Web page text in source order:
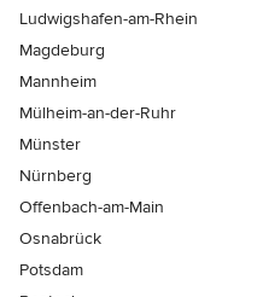
Ludwigshafen-am-Rhein
Magdeburg
Mannheim
Mülheim-an-der-Ruhr
Münster
Nürnberg
Offenbach-am-Main
Osnabrück
Potsdam